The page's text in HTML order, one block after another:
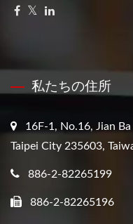
私たちの住所
16F-1, No.16, Jian
Taipei City 235603,
886-2-82265199
886-2-82265196